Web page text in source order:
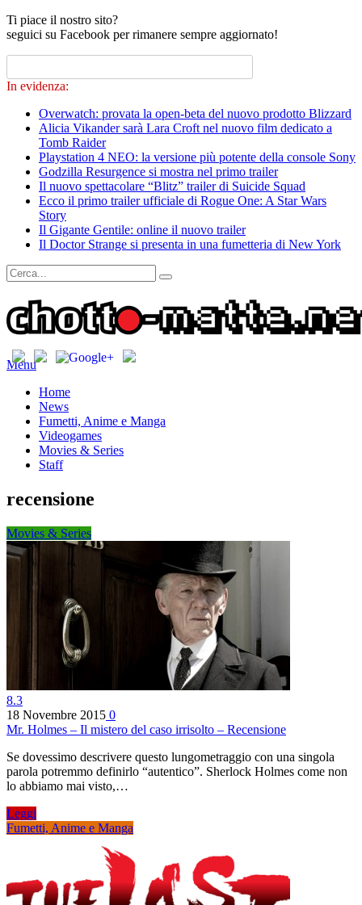
Ti piace il nostro sito?
seguici su Facebook per rimanere sempre aggiornato!
In evidenza:
Overwatch: provata la open-beta del nuovo prodotto Blizzard
Alicia Vikander sarà Lara Croft nel nuovo film dedicato a
Tomb Raider
Playstation 4 NEO: la versione più potente della console Sony
Godzilla Resurgence si mostra nel primo trailer
Il nuovo spettacolare “Blitz” trailer di Suicide Squad
Ecco il primo trailer ufficiale di Rogue One: A Star Wars
Story
Il Gigante Gentile: online il nuovo trailer
Il Doctor Strange si presenta in una fumetteria di New York
Menu
Home
News
Fumetti, Anime e Manga
Videogames
Movies & Series
Staff
recensione
Movies & Series
8.3
18 Novembre 2015 0
Mr. Holmes – Il mistero del caso irrisolto – Recensione
Se dovessimo descrivere questo lungometraggio con una singola
parola potremmo definirlo “autentico”. Sherlock Holmes come non
lo abbiamo mai visto,…
Leggi
Fumetti, Anime e Manga